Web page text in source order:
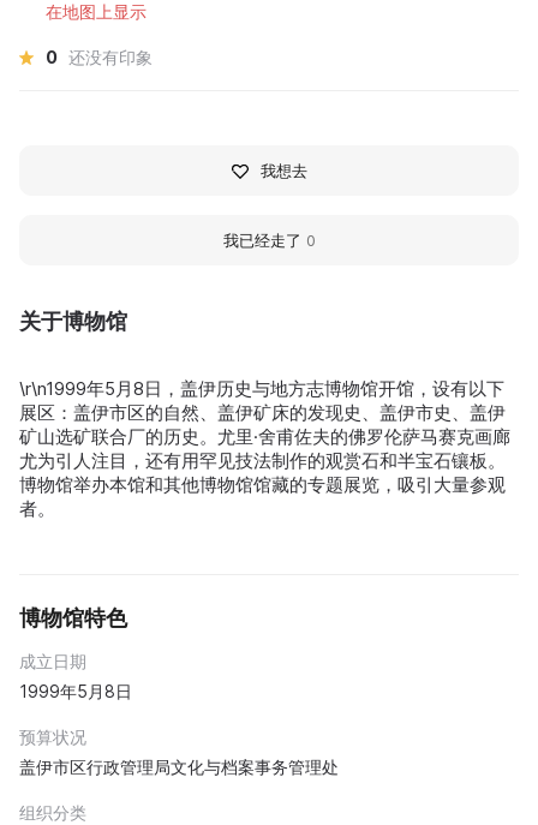
关于博物馆
\r\n1999年5月8日，盖伊历史与地方志博物馆开馆，设有以下
展区：盖伊市区的自然、盖伊矿床的发现史、盖伊市史、盖伊
矿山选矿联合厂的历史。尤里·舍甫佐夫的佛罗伦萨马赛克画廊
尤为引人注目，还有用罕见技法制作的观赏石和半宝石镶板。
博物馆举办本馆和其他博物馆馆藏的专题展览，吸引大量参观
者。
博物馆特色
成立日期
1999年5月8日
预算状况
盖伊市区行政管理局文化与档案事务管理处
组织分类
在地图上显示
0 还没有印象
我想去
我已经走了 0